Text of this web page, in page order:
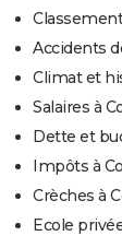
Accidents
Climat et
Salaires à
Dette et
Impôts à
Crèches à
Ecole